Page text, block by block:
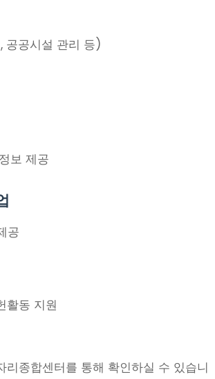
공공시설 관리 등)
보 제공
공
활동 지원
종합센터를 통해 확인하실 수 있습니